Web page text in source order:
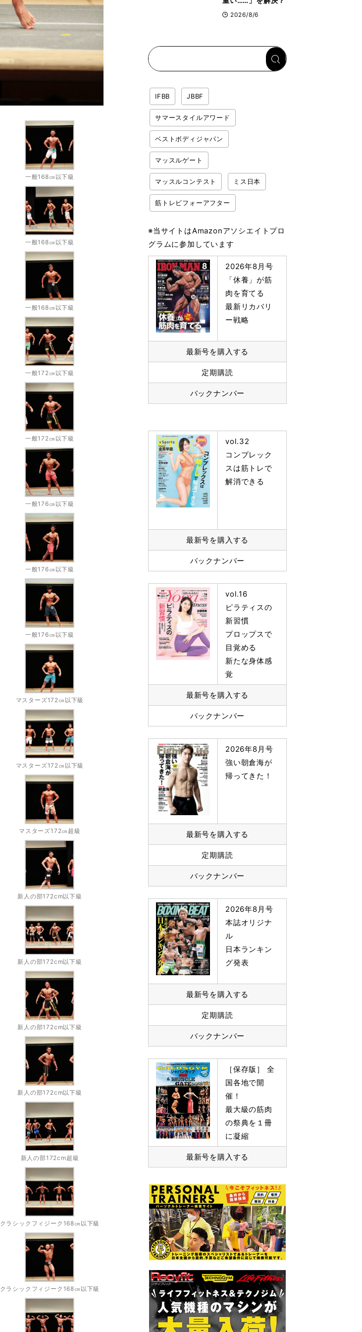
一般168㎝以下級
一般168㎝以下級
一般168㎝以下級
一般172㎝以下級
一般172㎝以下級
一般176㎝以下級
一般176㎝以下級
一般176㎝以下級
マスターズ172㎝以下級
マスターズ172㎝以下級
マスターズ172㎝超級
新人の部172cm以下級
新人の部172cm以下級
新人の部172cm以下級
新人の部172cm以下級
新人の部172cm超級
クラシックフィジーク168㎝以下級
クラシックフィジーク168㎝以下級
トップボディビルダ
2026/8/6
IFBB JBBF
サマースタイルアワード
ベストボディジャパン
マッスルゲート
マッスルコンテスト ミス日本
筋トレビフォーアフター
※当サイトはAmazonアソシエイトプロ
グラムに参加しています
2026年8月号
「休養」が筋
肉を育てる
最新リカバリ
ー戦略
最新号を購入する
定期購読
バックナンバー
vol.32
コンプレック
スは筋トレで
解消できる
最新号を購入する
バックナンバー
vol.16
ピラティスの
新習慣
プロップスで
目覚める
新たな身体感
覚
最新号を購入する
バックナンバー
2026年8月号
強い朝倉海が
帰ってきた！
最新号を購入する
定期購読
バックナンバー
2026年8月号
本誌オリジナ
ル
日本ランキン
グ発表
最新号を購入する
定期購読
バックナンバー
［保存版］ 全
国各地で開
催！
最大級の筋肉
の祭典を１冊
に凝縮
最新号を購入する